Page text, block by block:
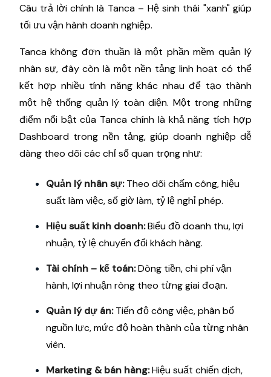
Câu trả lời chính là Tanca – Hệ sinh thái "xanh" giúp
tối ưu vận hành doanh nghiệp.
Tanca không đơn thuần là một phần mềm quản lý
nhân sự, đây còn là một nền tảng linh hoạt có thể
kết hợp nhiều tính năng khác nhau để tạo thành
một hệ thống quản lý toàn diện. Một trong những
điểm nổi bật của Tanca chính là khả năng tích hợp
Dashboard trong nền tảng, giúp doanh nghiệp dễ
dàng theo dõi các chỉ số quan trọng như:
Quản lý nhân sự:Theo dõi chấm công, hiệu
suất làm việc, số giờ làm, tỷ lệ nghỉ phép.
Hiệu suất kinh doanh:Biểu đồ doanh thu, lợi
nhuận, tỷ lệ chuyển đổi khách hàng.
Tài chính – kế toán:Dòng tiền, chi phí vận
hành, lợi nhuận ròng theo từng giai đoạn.
Quản lý dự án:Tiến độ công việc, phân bổ
nguồn lực, mức độ hoàn thành của từng nhân
viên.
Marketing & bán hàng:Hiệu suất chiến dịch,